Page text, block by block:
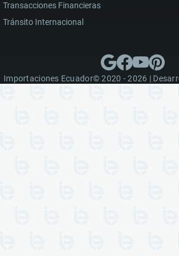
Transacciones Financieras
Tránsito Internacional
Importaciones Ecuador© 2020 - 2026 |